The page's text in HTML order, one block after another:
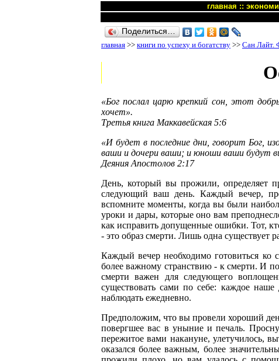
главная ::
Поделиться…
главная >> книги по успеху и богатству >> Сан Лайт.
«Бог послал царю крепкий сон, этот
хочет».
Третья книга Маккавейская 5:6
«И будет в последние дни, говорит Бог,
ваши и дочери ваши; и юноши ваши будут
Деяния Апостолов 2:17
День, который вы прожили, определяет
следующий ваш день. Каждый вечер,
вспомните моменты, когда вы были
уроки и дары, которые оно вам
как исправить допущенные ошибки. Тот,
- это образ смерти. Лишь одна существует
Каждый вечер необходимо готовиться ко
более важному странствию - к смерти. И
смерти важен для следующего
существовать сами по себе: каждое
наблюдать ежедневно.
Предположим, что вы провели хороший
повергшее вас в уныние и печаль.
пережитое вами накануне, улетучилось,
оказался более важным, более